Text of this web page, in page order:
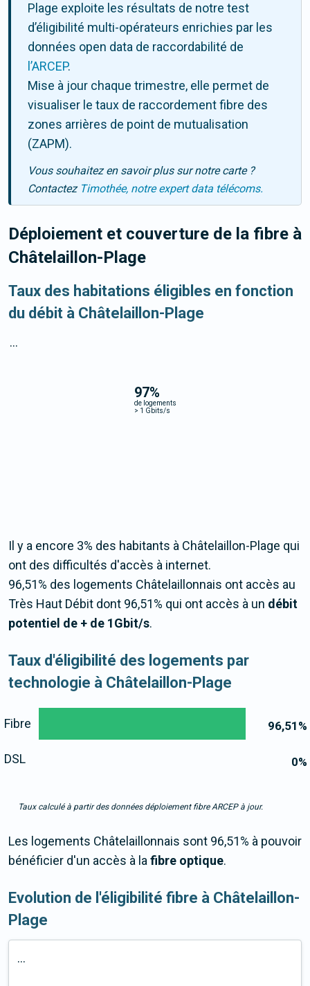
Plage exploite les résultats de notre test
d’éligibilité multi-opérateurs enrichies par les
données open data de raccordabilité de
l’ARCEP.
Mise à jour chaque trimestre, elle permet de
visualiser le taux de raccordement fibre des
zones arrières de point de mutualisation
(ZAPM).
Vous souhaitez en savoir plus sur notre carte ?
Contactez Timothée, notre expert data télécoms.
Déploiement et couverture de la fibre à
Châtelaillon-Plage
Taux des habitations éligibles en fonction
du débit à Châtelaillon-Plage
97%
de logements
> 1 Gbits/s
...
Il y a encore 3% des habitants à Châtelaillon-Plage qui
ont des difficultés d'accès à internet.
96,51% des logements Châtelaillonnais ont accès au
Très Haut Débit dont 96,51% qui ont accès à un débit
potentiel de + de 1Gbit/s.
Taux d'éligibilité des logements par
technologie à Châtelaillon-Plage
96,51 %
0%
Fibre
DSL
Taux calculé à partir des données déploiement fibre ARCEP à jour.
Les logements Châtelaillonnais sont 96,51% à pouvoir
bénéficier d'un accès à lafibre optique.
Evolution de l'éligibilité fibre à Châtelaillon-
Plage
...